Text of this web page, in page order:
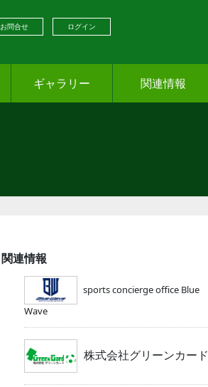
お問合せ ログイン
ギャラリー 関連情報
関連情報
sports concierge office Blue
Wave
株式会社グリーンカード